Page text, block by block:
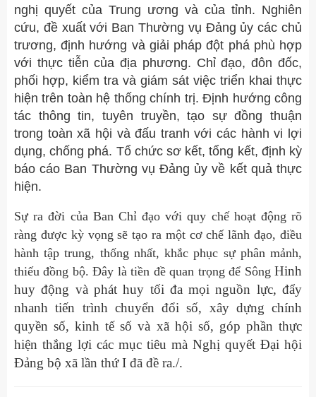
nghị quyết của Trung ương và của tỉnh. Nghiên
cứu, đề xuất với Ban Thường vụ Đảng ủy các chủ
trương, định hướng và giải pháp đột phá phù hợp
với thực tiễn của địa phương. Chỉ đạo, đôn đốc,
phối hợp, kiểm tra và giám sát việc triển khai thực
hiện trên toàn hệ thống chính trị. Định hướng công
tác thông tin, tuyên truyền, tạo sự đồng thuận
trong toàn xã hội và đấu tranh với các hành vi lợi
dụng, chống phá. Tổ chức sơ kết, tổng kết, định kỳ
báo cáo Ban Thường vụ Đảng ủy về kết quả thực
hiện.
Sự ra đời của Ban Chỉ đạo với quy chế hoạt động rõ
ràng được kỳ vọng sẽ tạo ra một cơ chế lãnh đạo, điều
hành tập trung, thống nhất, khắc phục sự phân mảnh,
thiếu đồng bộ. Đây là tiền đề quan trọng để Sông Hinh
huy động và phát huy tối đa mọi nguồn lực, đẩy
nhanh tiến trình chuyển đổi số, xây dựng chính
quyền số, kinh tế số và xã hội số, góp phần thực
hiện thắng lợi các mục tiêu mà Nghị quyết Đại hội
Đảng bộ xã lần thứ I đã đề ra./.